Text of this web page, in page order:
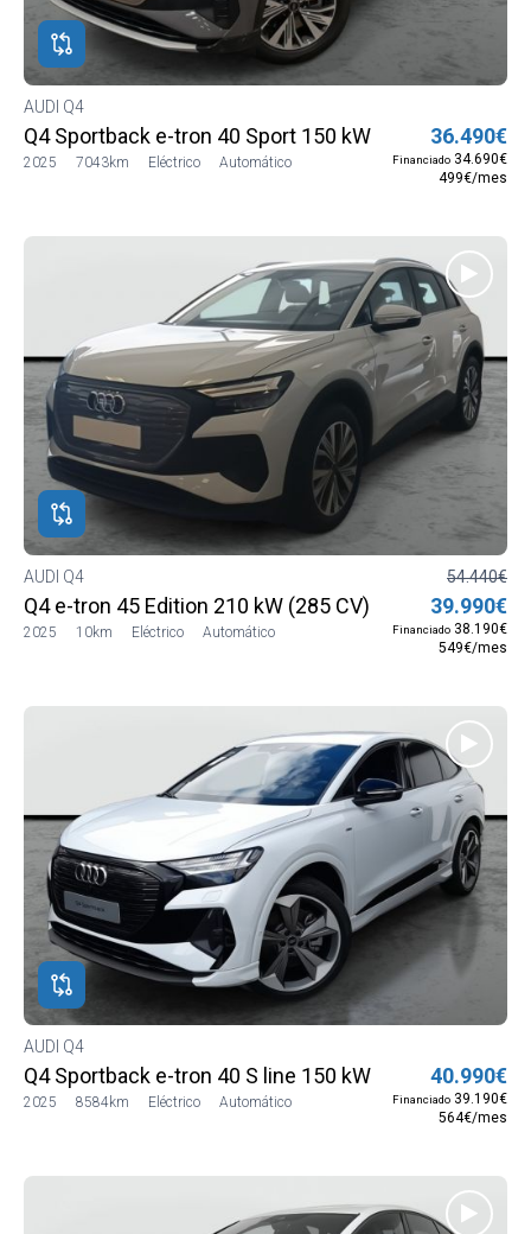
AUDI Q4
Q4 Sportback e-tron 40 Sport 150 kW (204 CV)
2025 7043km Eléctrico Automático
36.490€
Financiado 34.690€
499€/mes
AUDI Q4
Q4 e-tron 45 Edition 210 kW (285 CV)
2025 10km Eléctrico Automático
54.440€
39.990€
Financiado 38.190€
549€/mes
AUDI Q4
Q4 Sportback e-tron 40 S line 150 kW (204 CV)
2025 8584km Eléctrico Automático
40.990€
Financiado 39.190€
564€/mes